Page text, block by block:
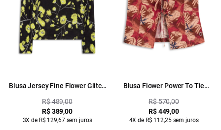
Blusa Jersey Fine Flower Glitch
R$ 489,00
R$ 389,00
3X de R$ 129,67 sem juros
Blusa Flower Power To Tie
R$ 570,00
R$ 449,00
4X de R$ 112,25 sem juros